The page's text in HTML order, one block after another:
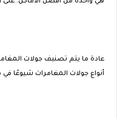
عادة ما يتم تصنيف جولات
أنواع جولات المغامرات شيوعًا